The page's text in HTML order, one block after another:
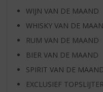
WIJN VAN DE MAAND
WHISKY VAN DE
RUM VAN DE MAAND
BIER VAN DE MAAND
SPIRIT VAN DE
EXCLUSIEF TOPSLIJTER